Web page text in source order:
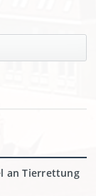
an Tierrettung